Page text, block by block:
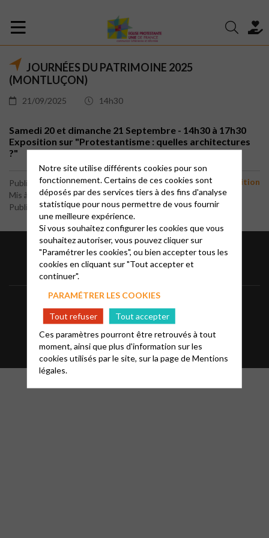
JOURNÉES DU PATRIMOINE 2025
(MONTLUÇON)
21/09/2025 14h30
Samedi 20 et dimanche 21 Septembre - 14h30 à 17h30
Exposition sur "Protestantisme : quelles architectures
?"
Publié le 16 septembre 2025
Mis à jour le 20 septembre 2025
Publié par le webmaster
exposition
Glossaire Contact
Notre site utilise différents cookies pour son
fonctionnement. Certains de ces cookies sont
déposés par des services tiers à des fins d'analyse
statistique pour nous permettre de vous fournir
une meilleure expérience.
Si vous souhaitez configurer les cookies que vous
souhaitez autoriser, vous pouvez cliquer sur
"Paramétrer les cookies", ou bien accepter tous les
cookies en cliquant sur "Tout accepter et
continuer".
PARAMÉTRER LES COOKIES
Tout refuser
Tout accepter
Ces paramètres pourront être retrouvés à tout
moment, ainsi que plus d'information sur les
cookies utilisés par le site, sur la page deMentions
légales.